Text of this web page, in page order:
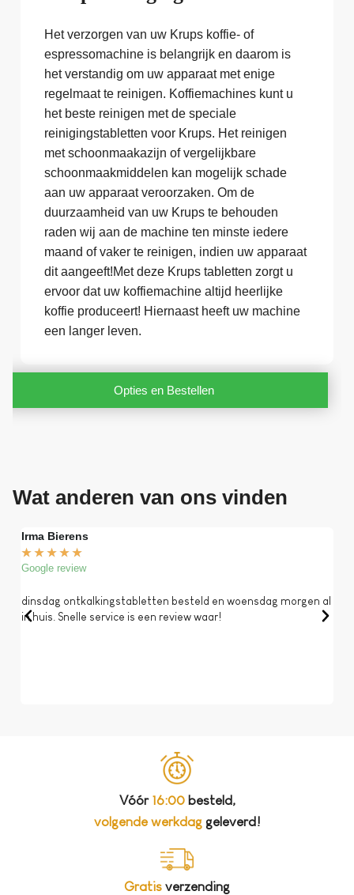
Het verzorgen van uw Krups koffie- of
espressomachine is belangrijk en daarom is
het verstandig om uw apparaat met enige
regelmaat te reinigen. Koffiemachines kunt u
het beste reinigen met de speciale
reinigingstabletten voor Krups. Het reinigen
met schoonmaakazijn of vergelijkbare
schoonmaakmiddelen kan mogelijk schade
aan uw apparaat veroorzaken. Om de
duurzaamheid van uw Krups te behouden
raden wij aan de machine ten minste iedere
maand of vaker te reinigen, indien uw apparaat
dit aangeeft!Met deze Krups tabletten zorgt u
ervoor dat uw koffiemachine altijd heerlijke
koffie produceert! Hiernaast heeft uw machine
een langer leven.
Opties en Bestellen
Wat anderen van ons vinden
Irma Bierens
★ ★ ★ ★ ★
Google review
dinsdag ontkalkingstabletten besteld en woensdag morgen al
in huis. Snelle service is een review waar!
Vóór 16:00besteld,
volgende werkdaggeleverd!
Gratis verzending